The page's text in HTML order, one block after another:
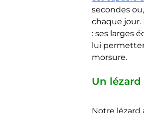
secondes
chaque jour.
: ses larges
lui
morsure.
Un
Notre lézard